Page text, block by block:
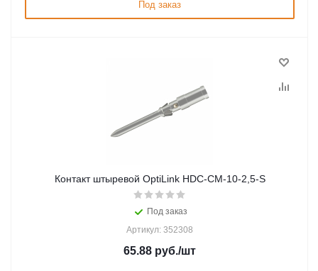
Под заказ
Контакт штыревой OptiLink HDC-CM-10-2,5-S
Под заказ
Артикул: 352308
65.88 руб./шт